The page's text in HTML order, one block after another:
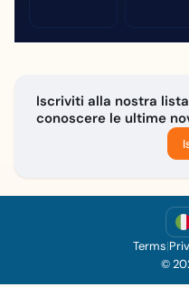
Iscriviti alla nostra
conoscere le ultime
Terms|
©